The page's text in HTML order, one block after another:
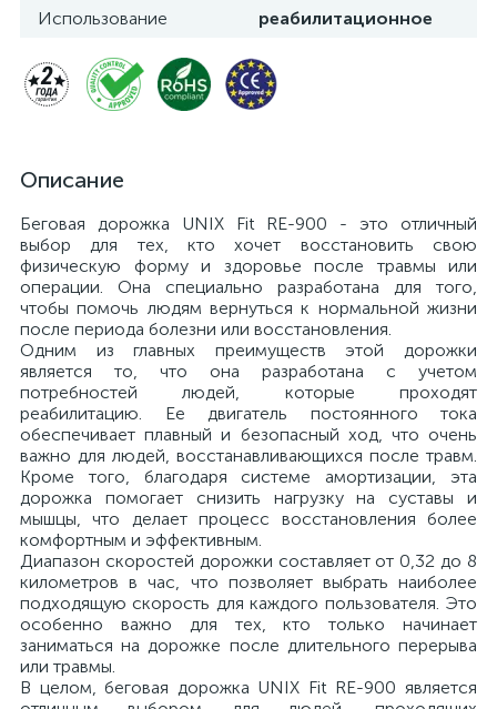
Использование
реабилитационное
Описание
Беговая дорожка UNIX Fit RE-900 - это отличный
выбор для тех, кто хочет восстановить свою
физическую форму и здоровье после травмы или
операции. Она специально разработана для того,
чтобы помочь людям вернуться к нормальной жизни
после периода болезни или восстановления.
Одним из главных преимуществ этой дорожки
является то, что она разработана с учетом
потребностей людей, которые проходят
реабилитацию. Ее двигатель постоянного тока
обеспечивает плавный и безопасный ход, что очень
важно для людей, восстанавливающихся после травм.
Кроме того, благодаря системе амортизации, эта
дорожка помогает снизить нагрузку на суставы и
мышцы, что делает процесс восстановления более
комфортным и эффективным.
Диапазон скоростей дорожки составляет от 0,32 до 8
километров в час, что позволяет выбрать наиболее
подходящую скорость для каждого пользователя. Это
особенно важно для тех, кто только начинает
заниматься на дорожке после длительного перерыва
или травмы.
В целом, беговая дорожка UNIX Fit RE-900 является